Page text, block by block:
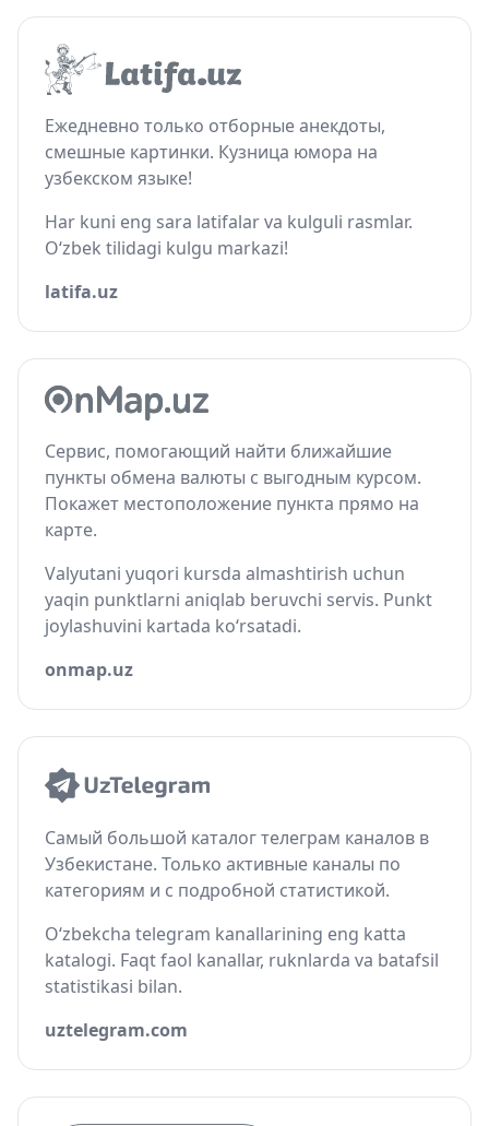
Ежедневно только отборные анекдоты,
смешные картинки. Кузница юмора на
узбекском языке!
Har kuni eng sara latifalar va kulguli rasmlar.
O‘zbek tilidagi kulgu markazi!
latifa.uz
Сервис, помогающий найти ближайшие
пункты обмена валюты с выгодным курсом.
Покажет местоположение пункта прямо на
карте.
Valyutani yuqori kursda almashtirish uchun
yaqin punktlarni aniqlab beruvchi servis. Punkt
joylashuvini kartada ko‘rsatadi.
onmap.uz
Самый большой каталог телеграм каналов в
Узбекистане. Только активные каналы по
категориям и с подробной статистикой.
O‘zbekcha telegram kanallarining eng katta
katalogi. Faqt faol kanallar, ruknlarda va batafsil
statistikasi bilan.
uztelegram.com